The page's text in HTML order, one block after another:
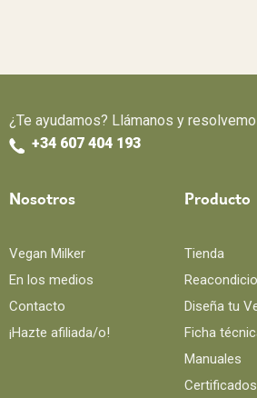
¿Te ayudamos? Llámanos y
+34 607 404 193
Nosotros
Vegan Milker
En los medios
Contacto
¡Hazte afiliada/o!
Producto
Tienda
Diseña tu
Ficha
Manuales